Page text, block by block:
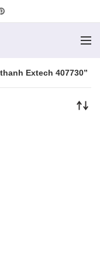
Extech 407730”